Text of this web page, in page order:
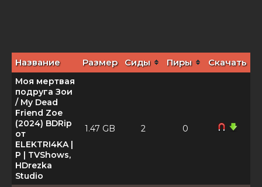
Название Размер Сиды Пиры Скачать
Моя мертвая
подруга Зои
/ My Dead
Friend Zoe
(2024) BDRip
от
ELEKTRI4KA |
P | TVShows,
HDrezka
Studio
1.47 GB 2 0